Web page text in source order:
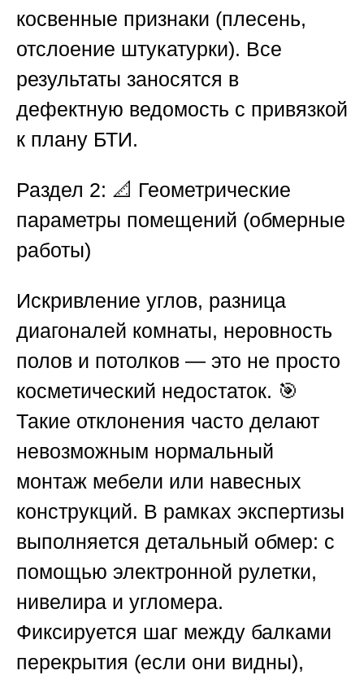
косвенные признаки (плесень,
отслоение штукатурки). Все
результаты заносятся в
дефектную ведомость с привязкой
к плану БТИ.
Раздел 2: 📐 Геометрические
параметры помещений (обмерные
работы)
Искривление углов, разница
диагоналей комнаты, неровность
полов и потолков — это не просто
косметический недостаток. 🎯
Такие отклонения часто делают
невозможным нормальный
монтаж мебели или навесных
конструкций. В рамках экспертизы
выполняется детальный обмер: с
помощью электронной рулетки,
нивелира и угломера.
Фиксируется шаг между балками
перекрытия (если они видны),